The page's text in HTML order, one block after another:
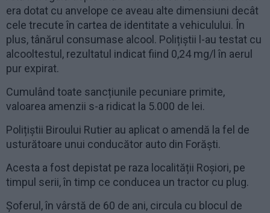
era dotat cu anvelope ce aveau alte dimensiuni decât
cele trecute în cartea de identitate a vehiculului. În
plus, tânărul consumase alcool. Polițiștii l-au testat cu
alcooltestul, rezultatul indicat fiind 0,24 mg/l în aerul
pur expirat.
Cumulând toate sancțiunile pecuniare primite,
valoarea amenzii s-a ridicat la 5.000 de lei.
Polițiștii Biroului Rutier au aplicat o amendă la fel de
usturătoare unui conducător auto din Forăști.
Acesta a fost depistat pe raza localității Roșiori, pe
timpul serii, în timp ce conducea un tractor cu plug.
Șoferul, în vârstă de 60 de ani, circula cu blocul de